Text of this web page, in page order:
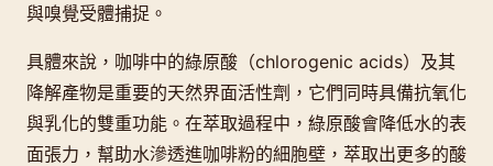
與嗅覺受體捕捉。
具體來說，咖啡中的綠原酸（chlorogenic acids）及其
降解產物是重要的天然界面活性劑，它們同時具備抗氧化
與乳化的雙重功能。在萃取過程中，綠原酸會降低水的表
面張力，幫助水滲透進咖啡粉的細胞壁，萃取出更多的酸